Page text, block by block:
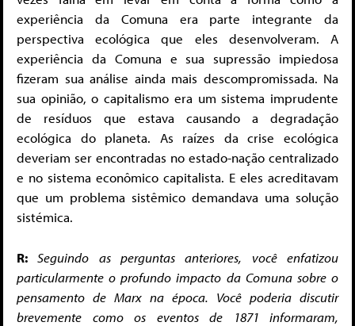
experiência da Comuna era parte integrante da
perspectiva ecológica que eles desenvolveram. A
experiência da Comuna e sua supressão impiedosa
fizeram sua análise ainda mais descompromissada. Na
sua opinião, o capitalismo era um sistema imprudente
de resíduos que estava causando a degradação
ecológica do planeta. As raízes da crise ecológica
deveriam ser encontradas no estado-nação centralizado
e no sistema econômico capitalista. E eles acreditavam
que um problema sistêmico demandava uma solução
sistémica.
R: Seguindo as perguntas anteriores, você enfatizou
particularmente o profundo impacto da Comuna sobre o
pensamento de Marx na época. Você poderia discutir
brevemente como os eventos de 1871 informaram,